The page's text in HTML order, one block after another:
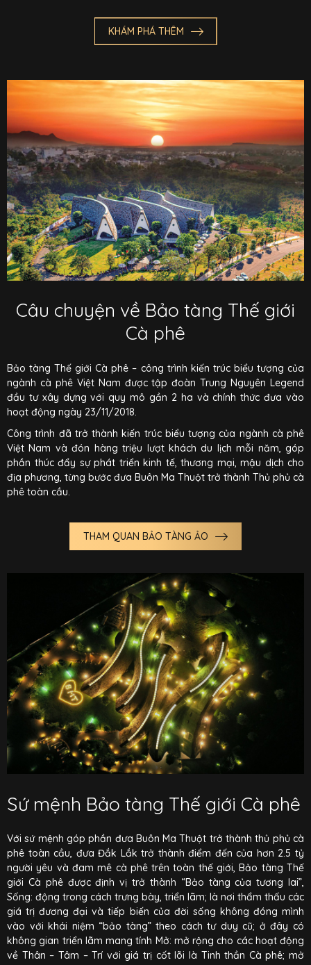
KHÁM PHÁ THÊM
Câu chuyện về Bảo tàng Thế giới
Cà phê
Bảo tàng Thế giới Cà phê – công trình kiến trúc biểu tượng của
ngành cà phê Việt Nam được tập đoàn Trung Nguyên Legend
đầu tư xây dựng với quy mô gần 2 ha và chính thức đưa vào
hoạt động ngày 23/11/2018.
Công trình đã trở thành kiến trúc biểu tượng của ngành cà phê
Việt Nam và đón hàng triệu lượt khách du lịch mỗi năm, góp
phần thúc đẩy sự phát triển kinh tế, thương mại, mậu dịch cho
địa phương, từng bước đưa Buôn Ma Thuột trở thành Thủ phủ cà
phê toàn cầu.
THAM QUAN BẢO TÀNG ẢO
Sứ mệnh Bảo tàng Thế giới Cà phê
Với sứ mệnh góp phần đưa Buôn Ma Thuột trở thành thủ phủ cà
phê toàn cầu, đưa Đắk Lắk trở thành điểm đến của hơn 2.5 tỷ
người yêu và đam mê cà phê trên toàn thế giới, Bảo tàng Thế
giới Cà phê được định vị trở thành “Bảo tàng của tương lai”,
Sống: động trong cách trưng bày, triển lãm; là nơi thẩm thấu các
giá trị đương đại và tiếp biến của đời sống không đóng mình
vào với khái niệm “bảo tàng” theo cách tư duy cũ; ở đây có
không gian triển lãm mang tính Mở: mở rộng cho các hoạt động
về Thân – Tâm – Trí với giá trị cốt lõi là Tinh thần Cà phê; mở